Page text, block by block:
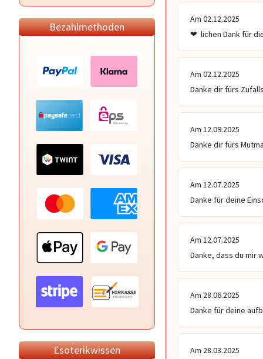
Bezahlmethoden
Esoterikwissen
Am 02.12.2025
❤ ️ lichen Dank für
Am 02.12.2025
Danke dir fürs
Am 12.09.2025
Danke dir fürs
Am 12.07.2025
Danke für deine
Am 12.07.2025
Danke, dass du mir
Am 28.06.2025
Danke für deine
Am 28.03.2025